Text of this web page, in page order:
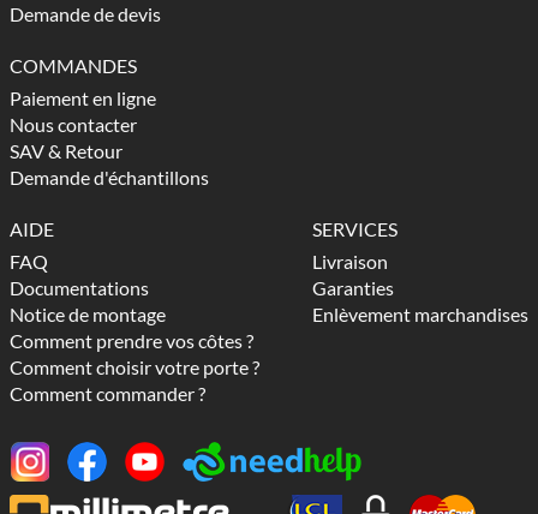
Demande de devis
COMMANDES
Paiement en ligne
Nous contacter
SAV & Retour
Demande d'échantillons
AIDE
FAQ
Documentations
Notice de montage
Comment prendre vos côtes ?
Comment choisir votre porte ?
Comment commander ?
SERVICES
Livraison
Garanties
Enlèvement marchandises